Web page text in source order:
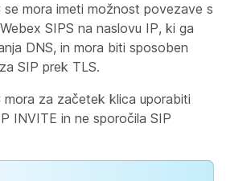
se mora imeti možnost povezave s
SIPS na naslovu IP, ki ga
DNS, in mora biti sposoben
SIP prek TLS.
mora za začetek klica uporabiti
INVITE in ne sporočila SIP